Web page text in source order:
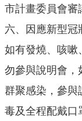
g
i
s
桃
市
市計畫委員會審
六、因應新型冠
如有發燒、咳嗽
勿參與說明會，
群聚感染，參與
毒及全程配戴口